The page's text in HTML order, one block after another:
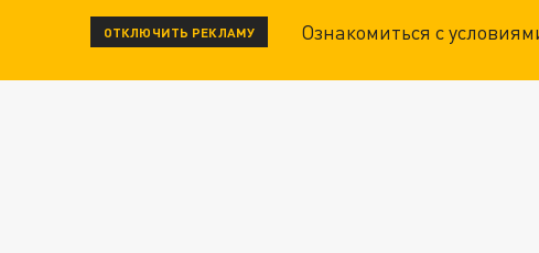
ОТКЛЮЧИТЬ РЕКЛАМУ Ознакомиться с